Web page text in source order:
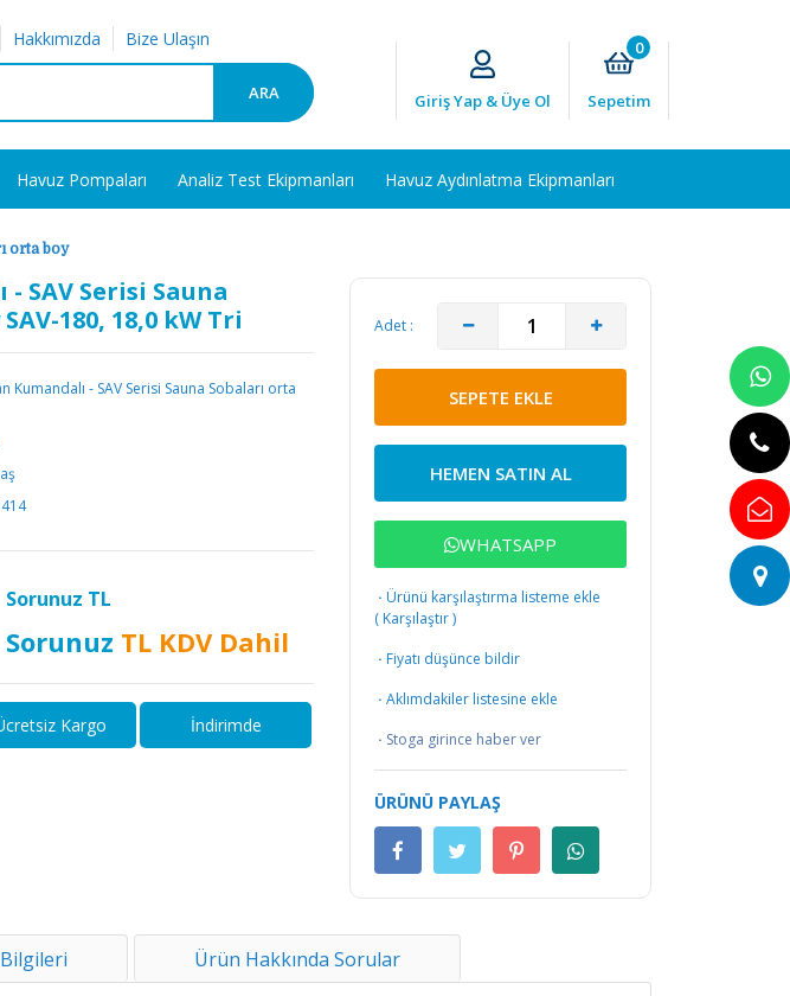
Hakkımızda Bize Ulaşın
ARA Giriş Yap & Üye Ol
0
Sepetim
Havuz Pompaları Analiz Test Ekipmanları Havuz Aydınlatma Ekipmanları
orta boy
SAV Serisi Sauna
180, 18,0 kW Tri
Kumandalı - SAV Serisi Sauna Sobaları orta
Sorunuz TL
Sorunuz TL KDV Dahil
Kargo İndirimde
Adet :
SEPETE EKLE
HEMEN SATIN AL
WHATSAPP
· Ürünü karşılaştırma listeme ekle
( Karşılaştır)
· Fiyatı düşünce bildir
· Aklımdakiler listesine ekle
· Stoga girince haber ver
ÜRÜNÜ PAYLAŞ
Ürün Hakkında Sorular